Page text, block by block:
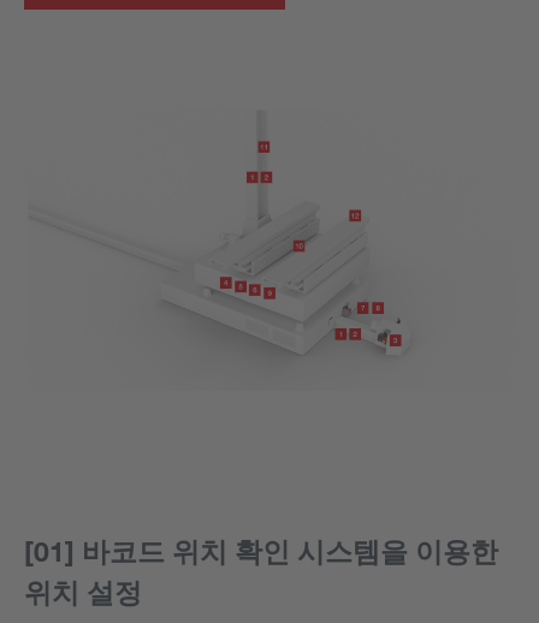
[01] 바코드 위치 확인 시스템을 이용한
위치 설정